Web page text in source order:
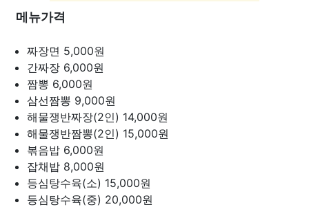
메뉴가격
짜장면 5,000원
간짜장 6,000원
짬뽕 6,000원
삼선짬뽕 9,000원
해물쟁반짜장(2인) 14,000원
해물쟁반짬뽕(2인) 15,000원
볶음밥 6,000원
잡채밥 8,000원
등심탕수육(소) 15,000원
등심탕수육(중) 20,000원